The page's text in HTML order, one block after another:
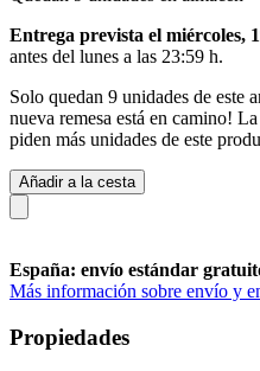
Entrega prevista el miércoles,
antes del lunes a las 23:59 h.
Solo quedan 9 unidades de este
nueva remesa está en camino!
piden más unidades de este
Añadir a la cesta
España: envío estándar
Más información sobre envío y
Propiedades